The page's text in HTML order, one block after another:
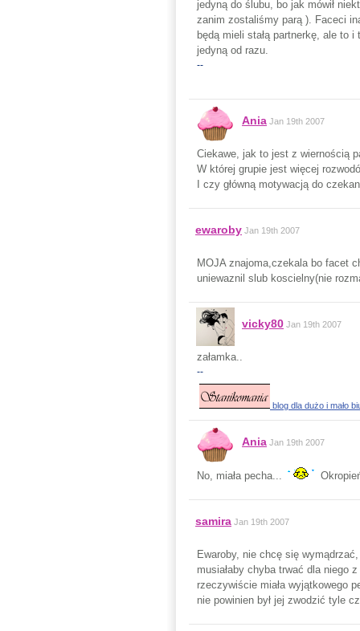
jedyną do ślubu, bo jak mówił
zanim zostaliśmy parą ). Faceci
będą mieli stałą partnerkę, ale
jedyną od razu.
--
Ania Jan 19th 2007
Ciekawe, jak to jest z wiernością
W której grupie jest więcej
I czy główną motywacją do
ewaroby Jan 19th 2007
MOJA znajoma,czekala bo facet
uniewaznil slub koscielny(nie
vicky80 Jan 19th 2007
załamka..
--
blog dla dużo i mało
Ania Jan 19th 2007
No, miała pecha...
samira Jan 19th 2007
Ewaroby, nie chcę się
musiałaby chyba trwać dla niego
rzeczywiście miała wyjątkowego
nie powinien był jej zwodzić tyle